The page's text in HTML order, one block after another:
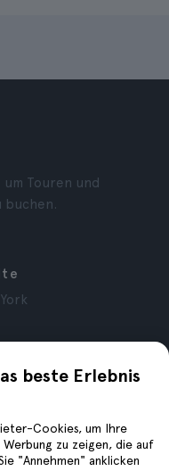
beste Erlebnis
Cookies, um Ihre
Werbung zu zeigen, die auf
"Annehmen" anklicken
Touren und
buchen.